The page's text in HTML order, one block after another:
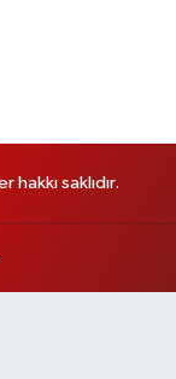
saklıdır.